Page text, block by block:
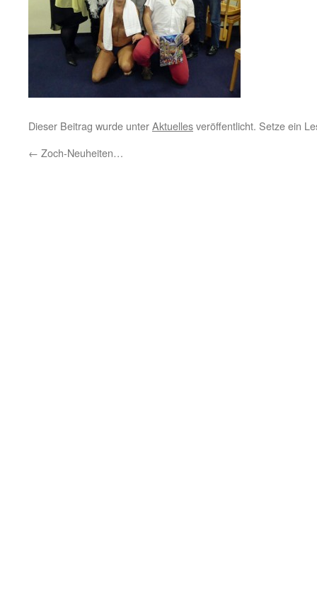
Dieser Beitrag wurde unterAktuellesveröffentlicht. Setze ein
← Zoch-Neuheiten…